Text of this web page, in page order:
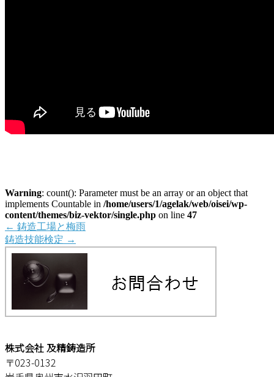
Warning: count(): Parameter must be an array or an object that
implements Countable in /home/users/1/agelak/web/oisei/wp-
content/themes/biz-vektor/single.php on line 47
← 鋳造工場と梅雨
鋳造技能検定 →
株式会社 及精鋳造所
〒023-0132